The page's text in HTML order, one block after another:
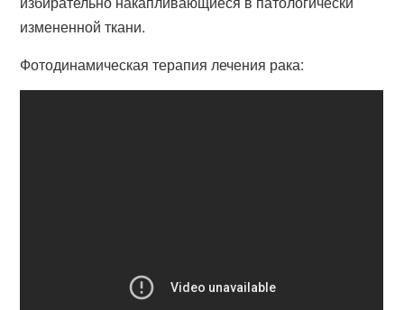
измененной ткани.
Фотодинамическая терапия лечения рака: